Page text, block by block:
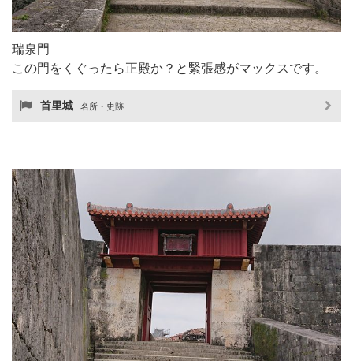
瑞泉門
この門をくぐったら正殿か？と緊張感がマックスです。
首里城 名所・史跡